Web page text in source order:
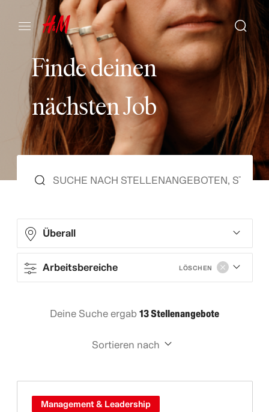
Findedeinen
nächstenJob
Überall
Arbeitsbereiche LÖSCHEN
Deine Suche ergab 13 Stellenangebote
Sortieren nach
Management & Leadership